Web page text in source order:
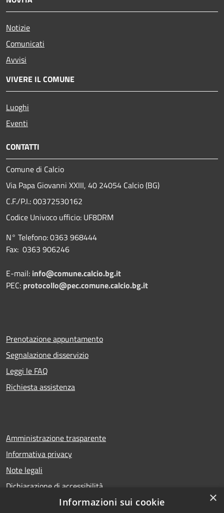
Notizie
Comunicati
Avvisi
VIVERE IL COMUNE
Luoghi
Eventi
CONTATTI
Comune di Calcio
Via Papa Giovanni XXIII, 40 24054 Calcio (BG)
C.F./P.I.: 00372530162
Codice Univoco ufficio: UF8DRM
N° Telefono: 0363 968444
Fax: 0363 906246
E-mail: info@comune.calcio.bg.it
PEC: protocollo@pec.comune.calcio.bg.it
Prenotazione appuntamento
Segnalazione disservizio
Leggi le FAQ
Richiesta assistenza
Amministrazione trasparente
Informativa privacy
Note legali
Dichiarazione di accessibilità
×
Informazioni sui cookie